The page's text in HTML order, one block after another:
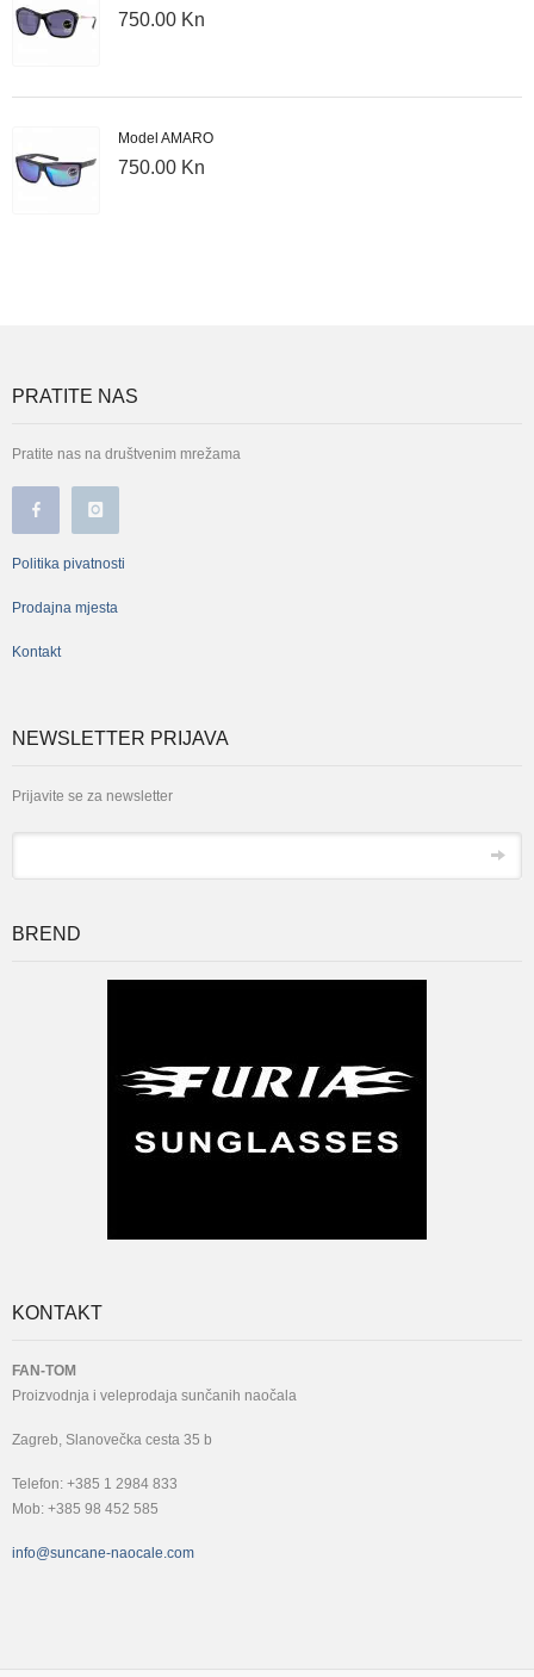
750.00 Kn
Model AMARO
750.00 Kn
PRATITE NAS
Pratite nas na društvenim mrežama
Politika pivatnosti
Prodajna mjesta
Kontakt
NEWSLETTER PRIJAVA
Prijavite se za newsletter
BREND
KONTAKT
FAN-TOM
Proizvodnja i veleprodaja sunčanih naočala
Zagreb, Slanovečka cesta 35 b
Telefon: +385 1 2984 833
Mob: +385 98 452 585
info@suncane-naocale.com